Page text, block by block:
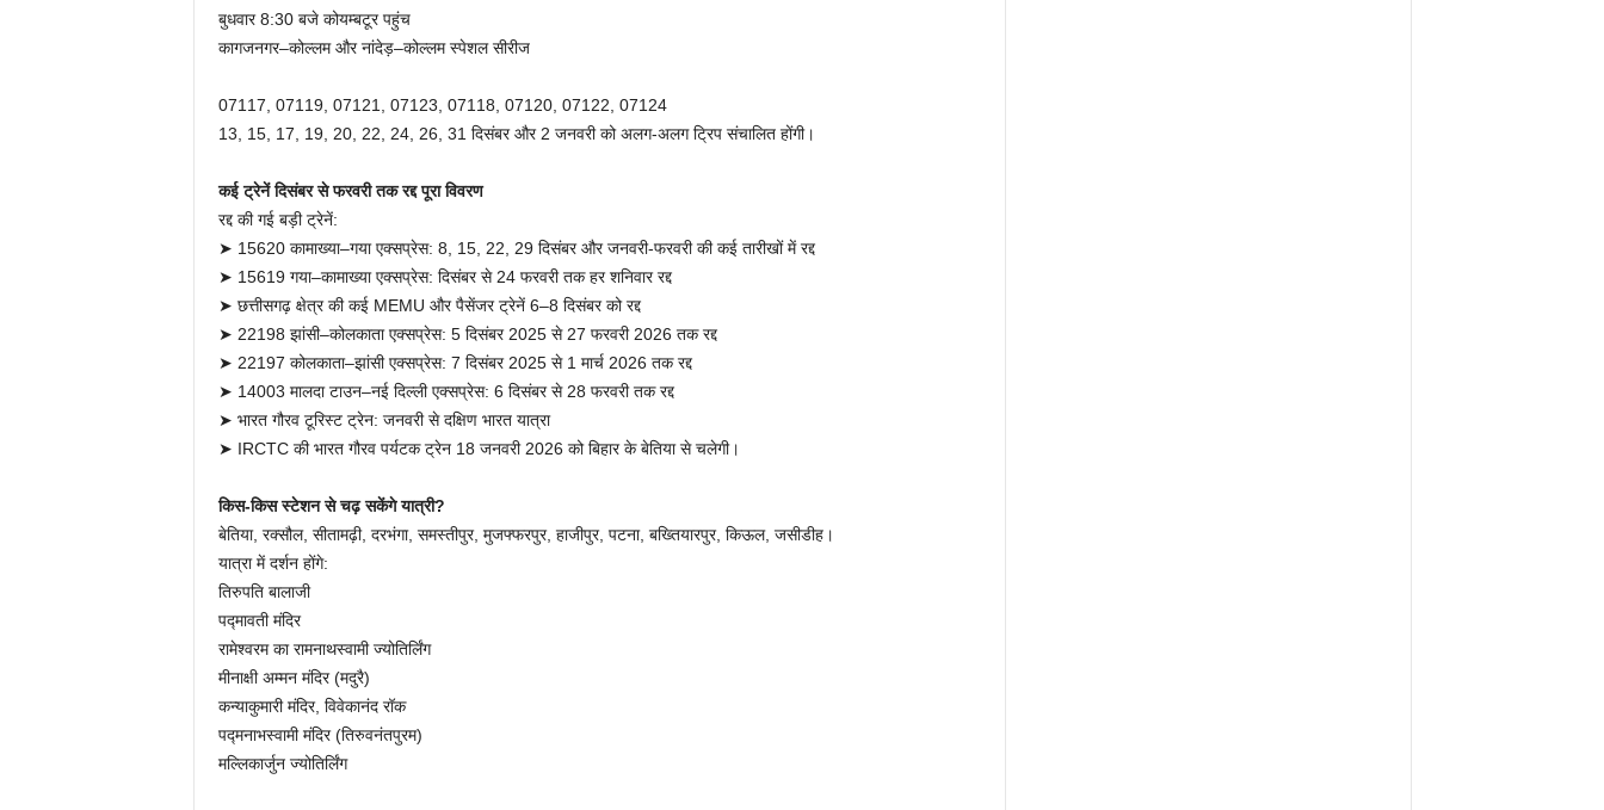
बुधवार 8:30 बजे कोयम्बटूर पहुंच
कागजनगर–कोल्लम और नांदेड़–कोल्लम स्पेशल सीरीज
07117, 07119, 07121, 07123, 07118, 07120, 07122, 07124
13, 15, 17, 19, 20, 22, 24, 26, 31 दिसंबर और 2 जनवरी को अलग-अलग ट्रिप संचालित होंगी।
कई ट्रेनें दिसंबर से फरवरी तक रद्द पूरा विवरण
रद्द की गई बड़ी ट्रेनें:
➤ 15620 कामाख्या–गया एक्सप्रेस: 8, 15, 22, 29 दिसंबर और जनवरी-फरवरी की कई तारीखों में रद्द
➤ 15619 गया–कामाख्या एक्सप्रेस: दिसंबर से 24 फरवरी तक हर शनिवार रद्द
➤ छत्तीसगढ़ क्षेत्र की कई MEMU और पैसेंजर ट्रेनें 6–8 दिसंबर को रद्द
➤ 22198 झांसी–कोलकाता एक्सप्रेस: 5 दिसंबर 2025 से 27 फरवरी 2026 तक रद्द
➤ 22197 कोलकाता–झांसी एक्सप्रेस: 7 दिसंबर 2025 से 1 मार्च 2026 तक रद्द
➤ 14003 मालदा टाउन–नई दिल्ली एक्सप्रेस: 6 दिसंबर से 28 फरवरी तक रद्द
➤ भारत गौरव टूरिस्ट ट्रेन: जनवरी से दक्षिण भारत यात्रा
➤ IRCTC की भारत गौरव पर्यटक ट्रेन 18 जनवरी 2026 को बिहार के बेतिया से चलेगी।
किस-किस स्टेशन से चढ़ सकेंगे यात्री?
बेतिया, रक्सौल, सीतामढ़ी, दरभंगा, समस्तीपुर, मुजफ्फरपुर, हाजीपुर, पटना, बख्तियारपुर, किऊल, जसीडीह।
यात्रा में दर्शन होंगे:
तिरुपति बालाजी
पद्मावती मंदिर
रामेश्वरम का रामनाथस्वामी ज्योतिर्लिंग
मीनाक्षी अम्मन मंदिर (मदुरै)
कन्याकुमारी मंदिर, विवेकानंद रॉक
पद्मनाभस्वामी मंदिर (तिरुवनंतपुरम)
मल्लिकार्जुन ज्योतिर्लिंग